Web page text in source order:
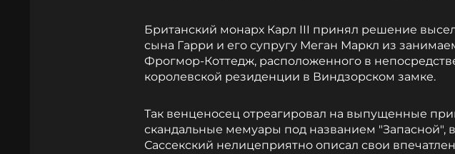
Британский монарх Карл III принял решение
сына Гарри и его супругу Меган Маркл из
Фрогмор-Коттедж, расположенного в
королевской резиденции в Виндзорском замке.
Так венценосец отреагировал на выпущенные
скандальные мемуары под названием "Запасной",
Сассекский нелицеприятно описал свои